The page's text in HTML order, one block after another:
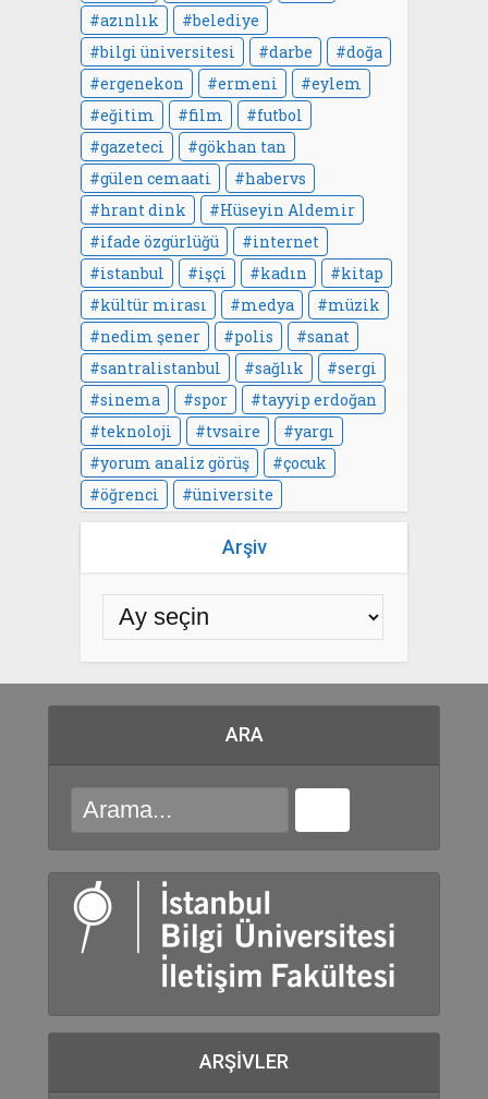
azınlık
belediye
bilgi üniversitesi
darbe
doğa
ergenekon
ermeni
eylem
eğitim
film
futbol
gazeteci
gökhan tan
gülen cemaati
habervs
hrant dink
Hüseyin Aldemir
ifade özgürlüğü
internet
istanbul
işçi kadın
kitap
kültür mirası
medya
müzik
nedim şener
polis
sanat
santralistanbul
sağlık
sergi
sinema
spor
tayyip erdoğan
teknoloji
tvsaire
yargı
yorum analiz görüş
çocuk
öğrenci
üniversite
Arşiv
ARA
ARŞIVLER